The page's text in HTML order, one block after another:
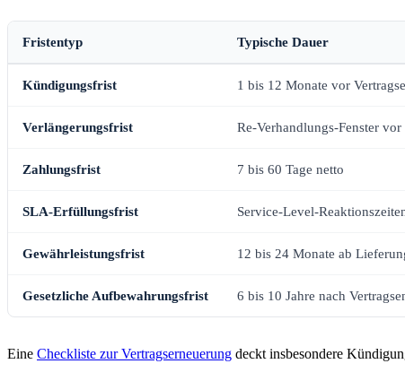
Fristentyp Typische Dauer
Kündigungsfrist 1 bis 12 Monate vor
Verlängerungsfrist Re-Verhandlungs-Fenster
Zahlungsfrist 7 bis 60 Tage netto
SLA-Erfüllungsfrist Service-Level-
Gewährleistungsfrist 12 bis 24 Monate ab
Gesetzliche Aufbewahrungsfrist 6 bis 10 Jahre nach
Eine Checkliste zur Vertragserneuerung deckt insbesondere